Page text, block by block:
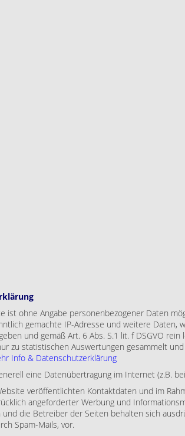
ist ohne Angabe personenbezogener Daten
gemachte IP-Adresse und weitere Daten,
und gemäß Art. 6 Abs. S.1 lit. f DSGVO rein
zu statistischen Auswertungen gesammelt
Info & Datenschutzerklärung
eine Datenübertragung im Internet (z.B.
veröffentlichten Kontaktdaten und im
angeforderter Werbung und
die Betreiber der Seiten behalten sich
Spam-Mails, vor.